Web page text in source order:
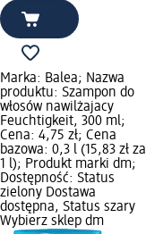
Marka: Balea; Nazwa
produktu: Szampon do
włosów nawilżajacy
Feuchtigkeit, 300 ml;
Cena: 4,75 zł; Cena
bazowa: 0,3 l (15,83 zł za
1 l); Produkt marki dm;
Dostępność: Status
zielony Dostawa
dostępna, Status szary
Wybierz sklep dm